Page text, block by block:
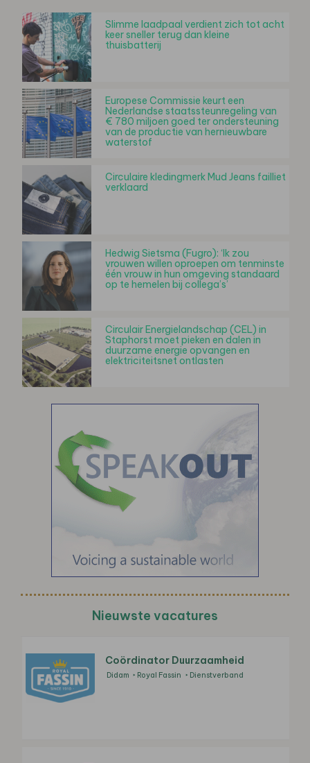
Slimme laadpaal verdient zich tot acht
keer sneller terug dan kleine
thuisbatterij
Europese Commissie keurt een
Nederlandse staatssteunregeling van
€ 780 miljoen goed ter ondersteuning
van de productie van hernieuwbare
waterstof
Circulaire kledingmerk Mud Jeans failliet
verklaard
Hedwig Sietsma (Fugro): ‘Ik zou
vrouwen willen oproepen om tenminste
één vrouw in hun omgeving standaard
op te hemelen bij collega’s’
Circulair Energielandschap (CEL) in
Staphorst moet pieken en dalen in
duurzame energie opvangen en
elektriciteitsnet ontlasten
Nieuwste vacatures
Coördinator Duurzaamheid
Didam Royal Fassin Dienstverband